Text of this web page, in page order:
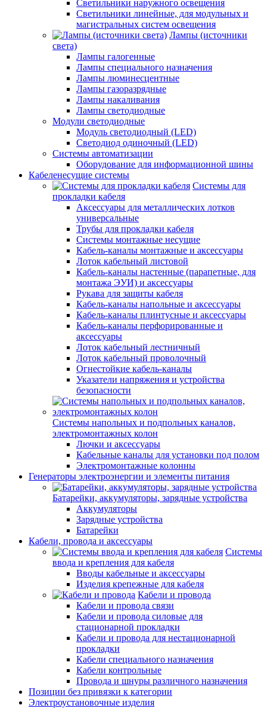
Светильники наружного освещения
Светильники линейные, для модульных и
магистральных систем освещения
Лампы (источники
света)
Лампы галогенные
Лампы специального назначения
Лампы люминесцентные
Лампы газоразрядные
Лампы накаливания
Лампы светодиодные
Модули светодиодные
Модуль светодиодный (LED)
Светодиод одиночный (LED)
Системы автоматизации
Оборудование для информационной шины
Кабеленесущие системы
Системы для
прокладки кабеля
Аксессуары для металлических лотков
универсальные
Трубы для прокладки кабеля
Системы монтажные несущие
Кабель-каналы монтажные и аксессуары
Лоток кабельный листовой
Кабель-каналы настенные (парапетные, для
монтажа ЭУИ) и аксессуары
Рукава для защиты кабеля
Кабель-каналы напольные и аксессуары
Кабель-каналы плинтусные и аксессуары
Кабель-каналы перфорированные и
аксессуары
Лоток кабельный лестничный
Лоток кабельный проволочный
Огнестойкие кабель-каналы
Указатели напряжения и устройства
безопасности
Системы напольных и подпольных каналов,
электромонтажных колон
Лючки и аксессуары
Кабельные каналы для установки под полом
Электромонтажные колонны
Генераторы электроэнергии и элементы питания
Батарейки, аккумуляторы, зарядные устройства
Аккумуляторы
Зарядные устройства
Батарейки
Кабели, провода и аксессуары
Системы
ввода и крепления для кабеля
Вводы кабельные и аксессуары
Изделия крепежные для кабеля
Кабели и провода
Кабели и провода связи
Кабели и провода силовые для
стационарной прокладки
Кабели и провода для нестационарной
прокладки
Кабели специального назначения
Кабели контрольные
Провода и шнуры различного назначения
Позиции без привязки к категории
Электроустановочные изделия